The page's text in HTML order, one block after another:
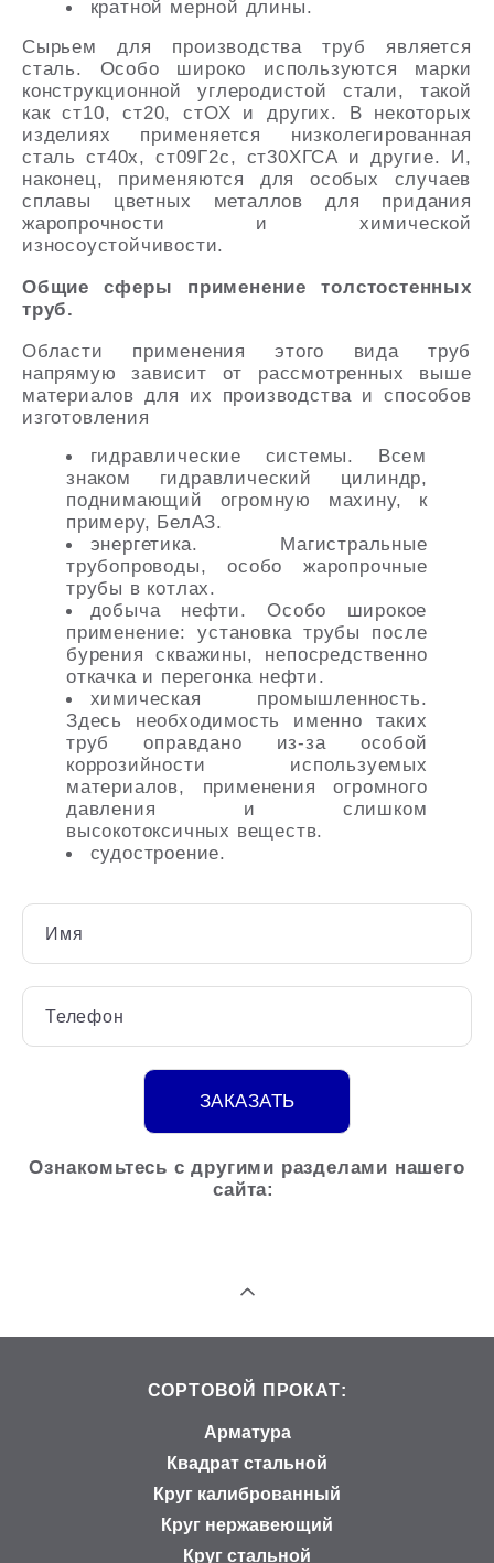
кратной мерной длины.
Сырьем для производства труб является
сталь. Особо широко используются марки
конструкционной углеродистой стали, такой
как ст10, ст20, стОХ и других. В некоторых
изделиях применяется низколегированная
сталь ст40х, ст09Г2с, ст30ХГСА и другие. И,
наконец, применяются для особых случаев
сплавы цветных металлов для придания
жаропрочности и химической
износоустойчивости.
Общие сферы применение толстостенных
труб.
Области применения этого вида труб
напрямую зависит от рассмотренных выше
материалов для их производства и способов
изготовления
гидравлические системы. Всем
знаком гидравлический цилиндр,
поднимающий огромную махину, к
примеру, БелАЗ.
энергетика. Магистральные
трубопроводы, особо жаропрочные
трубы в котлах.
добыча нефти. Особо широкое
применение: установка трубы после
бурения скважины, непосредственно
откачка и перегонка нефти.
химическая промышленность.
Здесь необходимость именно таких
труб оправдано из-за особой
коррозийности используемых
материалов, применения огромного
давления и слишком
высокотоксичных веществ.
судостроение.
Имя
Телефон
ЗАКАЗАТЬ
Ознакомьтесь с другими разделами нашего
сайта:
СОРТОВОЙ ПРОКАТ:
Арматура
Квадрат стальной
Круг калиброванный
Круг нержавеющий
Круг стальной